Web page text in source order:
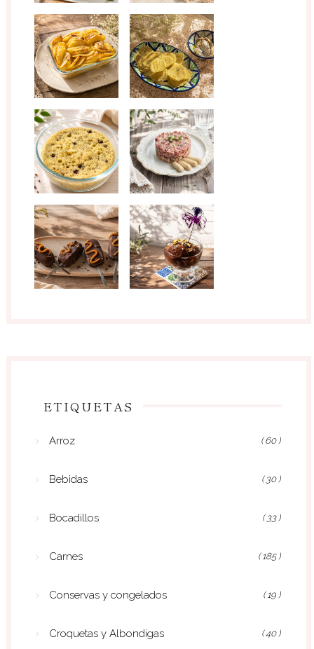
ETIQUETAS
Arroz ( 60 )
Bebidas ( 30 )
Bocadillos ( 33 )
Carnes ( 185 )
Conservas y congelados ( 19 )
Croquetas y Albondigas ( 40 )